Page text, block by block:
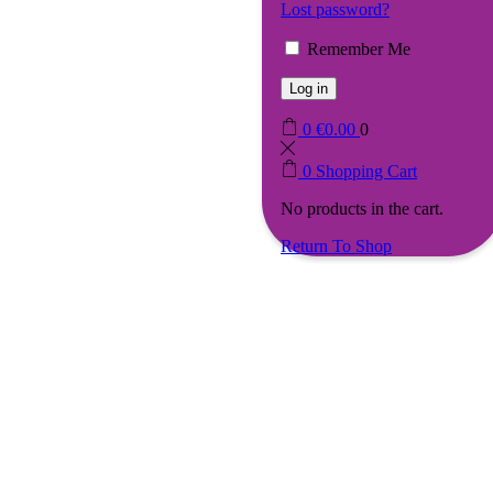
Lost password?
Remember Me
Log in
0 €0.00 0
0 Shopping Cart
No products in the cart.
Return To Shop